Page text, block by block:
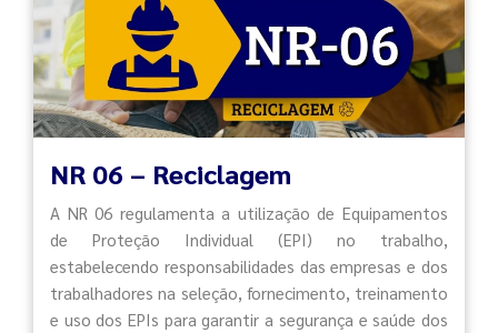
NR 06 – Reciclagem
A NR 06 regulamenta a utilização de Equipamentos
de Proteção Individual (EPI) no trabalho,
estabelecendo responsabilidades das empresas e dos
trabalhadores na seleção, fornecimento, treinamento
e uso dos EPIs para garantir a segurança e saúde dos